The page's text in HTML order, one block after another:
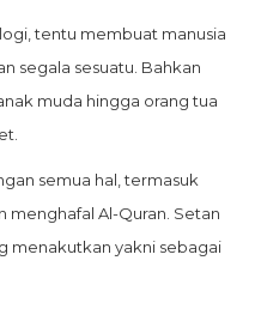
tentu membuat manusia
segala sesuatu. Bahkan
muda hingga orang tua
semua hal, termasuk
Al-Quran. Setan
menakutkan yakni sebagai